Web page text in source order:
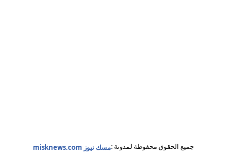
جميع الحقوق محفوظة لمدونة :مسك نيوز misknews.com